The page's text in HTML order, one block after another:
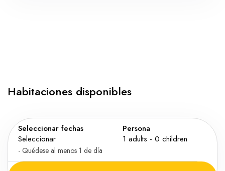
Habitaciones disponibles
Seleccionar fechas
Seleccionar
- Quédese al menos 1 de día
Persona
1 adults - 0 children